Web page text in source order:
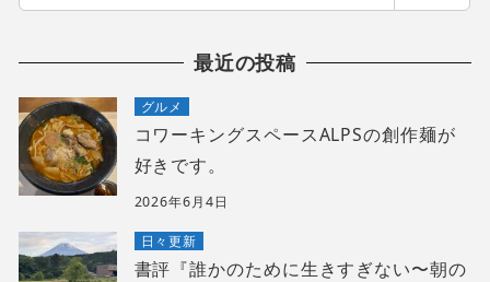
最近の投稿
グルメ
コワーキングスペースALPSの創作麺が
好きです。
2026年6月4日
日々更新
書評『誰かのために生きすぎない〜朝の